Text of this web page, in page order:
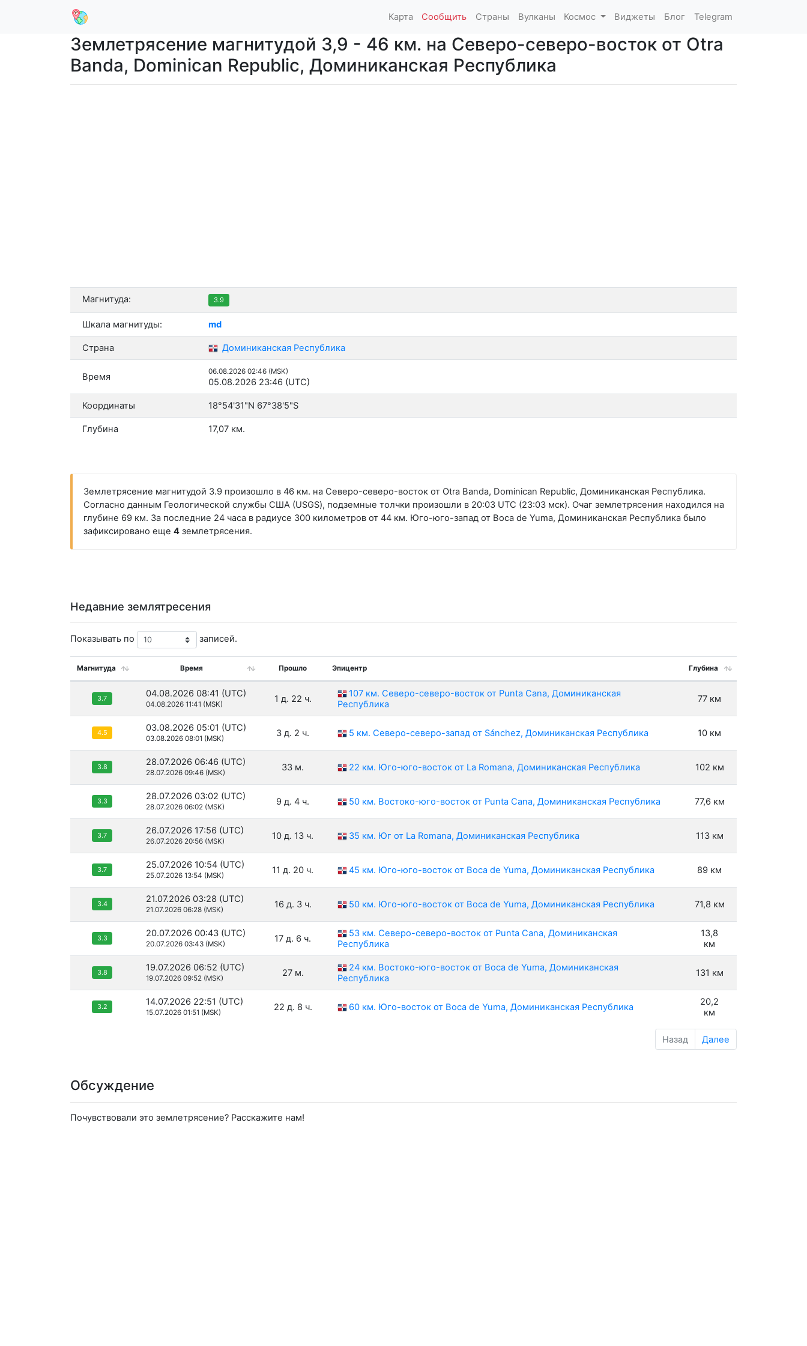
Карта Сообщить Страны Вулканы Космос Виджеты Блог Telegram
Землетрясение магнитудой 3,9 - 46 км. на Северо-северо-восток от Otra
Banda, Dominican Republic, Доминиканская Республика
Магнитуда: 3.9
Шкала магнитуды: md
Страна Доминиканская Республика
Время 06.08.2026 02:46 (MSK)
05.08.2026 23:46 (UTC)
Координаты 18°54'31"N 67°38'5"S
Глубина 17,07 км.
Землетрясение магнитудой 3.9 произошло в 46 км. на Северо-северо-восток от Otra Banda, Dominican Republic, Доминиканская Республика.
Согласно данным Геологической службы США (USGS), подземные толчки произошли в 20:03 UTC (23:03 мск). Очаг землетрясения находился на
глубине 69 км. За последние 24 часа в радиусе 300 километров от 44 км. Юго-юго-запад от Boca de Yuma, Доминиканская Республика было
зафиксировано еще 4землетрясения.
Недавние землятресения
Показывать по записей.
Магнитуда Время Прошло Эпицентр Глубина
3.7 04.08.2026 08:41 (UTC)
04.08.2026 11:41 (MSK) 1 д. 22 ч.
107 км. Северо-северо-восток от Punta Cana, Доминиканская
Республика
77 км
4.5 03.08.2026 05:01 (UTC)
03.08.2026 08:01 (MSK) 3 д. 2 ч. 5 км. Северо-северо-запад от Sánchez, Доминиканская Республика 10 км
3.8 28.07.2026 06:46 (UTC)
28.07.2026 09:46 (MSK) 33 м. 22 км. Юго-юго-восток от La Romana, Доминиканская Республика 102 км
3.3 28.07.2026 03:02 (UTC)
28.07.2026 06:02 (MSK) 9 д. 4 ч. 50 км. Востоко-юго-восток от Punta Cana, Доминиканская Республика 77,6 км
3.7 26.07.2026 17:56 (UTC)
26.07.2026 20:56 (MSK) 10 д. 13 ч. 35 км. Юг от La Romana, Доминиканская Республика 113 км
3.7 25.07.2026 10:54 (UTC)
25.07.2026 13:54 (MSK) 11 д. 20 ч. 45 км. Юго-юго-восток от Boca de Yuma, Доминиканская Республика 89 км
3.4 21.07.2026 03:28 (UTC)
21.07.2026 06:28 (MSK) 16 д. 3 ч. 50 км. Юго-юго-восток от Boca de Yuma, Доминиканская Республика 71,8 км
3.3 20.07.2026 00:43 (UTC)
20.07.2026 03:43 (MSK) 17 д. 6 ч.
53 км. Северо-северо-восток от Punta Cana, Доминиканская
Республика
13,8
км
3.8 19.07.2026 06:52 (UTC)
19.07.2026 09:52 (MSK) 27 м.
24 км. Востоко-юго-восток от Boca de Yuma, Доминиканская
Республика
131 км
3.2 14.07.2026 22:51 (UTC)
15.07.2026 01:51 (MSK) 22 д. 8 ч. 60 км. Юго-восток от Boca de Yuma, Доминиканская Республика
20,2
км
Назад Далее
Обсуждение
Почувствовали это землетрясение? Расскажите нам!